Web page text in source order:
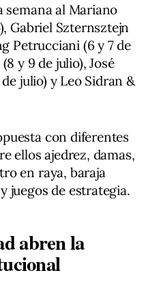
al Mariano
Gabriel Szternsztejn
Petrucciani (6 y 7 de
y 9 de julio), José
julio) y Leo Sidran &
con diferentes
ellos ajedrez, damas,
en raya, baraja
juegos de estrategia.
abren la